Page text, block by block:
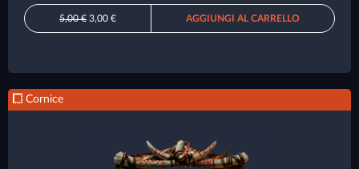
5,00 € 3,00 € AGGIUNGI AL CARRELLO
Cornice